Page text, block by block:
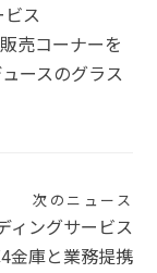
ス
売コーナーを
ースのグラス
次のニュース
ィングサービス
金庫と業務提携